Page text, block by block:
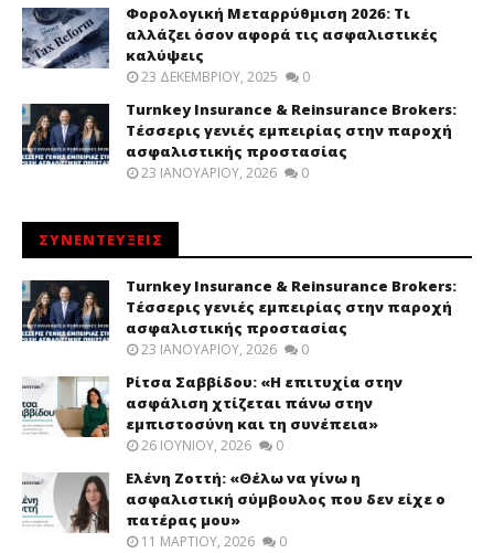
Φορολογική Μεταρρύθμιση 2026: Τι
αλλάζει όσον αφορά τις ασφαλιστικές
καλύψεις
23 ΔΕΚΕΜΒΡΊΟΥ, 2025 0
Turnkey Insurance & Reinsurance Brokers:
Τέσσερις γενιές εμπειρίας στην παροχή
ασφαλιστικής προστασίας
23 ΙΑΝΟΥΑΡΊΟΥ, 2026 0
ΣΥΝΕΝΤΕΥΞΕΙΣ
Turnkey Insurance & Reinsurance Brokers:
Τέσσερις γενιές εμπειρίας στην παροχή
ασφαλιστικής προστασίας
23 ΙΑΝΟΥΑΡΊΟΥ, 2026 0
Ρίτσα Σαββίδου: «Η επιτυχία στην
ασφάλιση χτίζεται πάνω στην
εμπιστοσύνη και τη συνέπεια»
26 ΙΟΥΝΊΟΥ, 2026 0
Ελένη Ζοττή: «Θέλω να γίνω η
ασφαλιστική σύμβουλος που δεν είχε ο
πατέρας μου»
11 ΜΑΡΤΊΟΥ, 2026 0